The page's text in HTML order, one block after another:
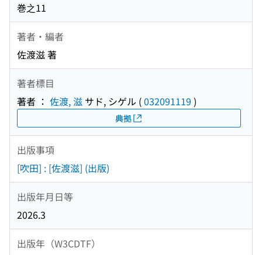
巻之11
著者・編者
佐渡滋 著
著者標目
著者 ： 佐渡, 滋 サド, シゲル (032091119 )
典拠
出版事項
[吹田] : [佐渡滋] (出版)
出版年月日等
2026.3
出版年（W3CDTF）